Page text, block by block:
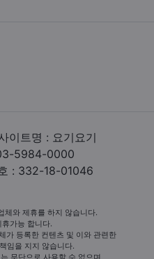
이트명 : 요기요기
5984-0000
: 332-18-01046
체와 제휴를 하지 않습니다.
가능 합니다.
가 등록한 컨텐츠 및 이와 관련한
임을 지지 않습니다.
무단으로 사용할 수 없으며